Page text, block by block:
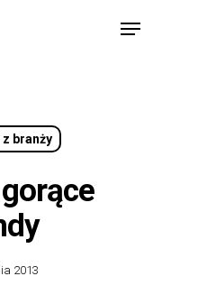
Menu
z branży
2013